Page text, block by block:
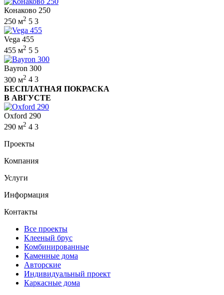
Конаково 250
250 м2 5 3
Vega 455
455 м2 5 5
Bayron 300
300 м2 4 3
БЕСПЛАТНАЯ ПОКРАСКА
В АВГУСТЕ
Oxford 290
290 м2 4 3
Проекты
Компания
Услуги
Информация
Контакты
Все проекты
Клееный брус
Комбинированные
Каменные дома
Авторские
Индивидуальный проект
Каркасные дома